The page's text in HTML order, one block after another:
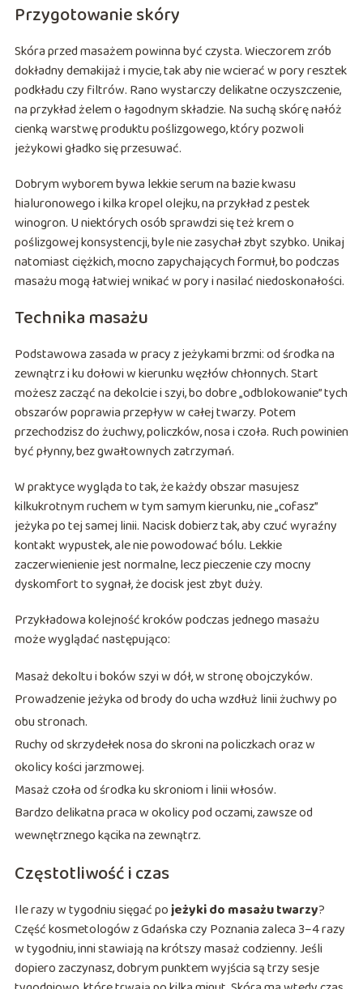
Przygotowanie skóry
Skóra przed masażem powinna być czysta. Wieczorem zrób
dokładny demakijaż i mycie, tak aby nie wcierać w pory resztek
podkładu czy filtrów. Rano wystarczy delikatne oczyszczenie,
na przykład żelem o łagodnym składzie. Na suchą skórę nałóż
cienką warstwę produktu poślizgowego, który pozwoli
jeżykowi gładko się przesuwać.
Dobrym wyborem bywa lekkie serum na bazie kwasu
hialuronowego i kilka kropel olejku, na przykład z pestek
winogron. U niektórych osób sprawdzi się też krem o
poślizgowej konsystencji, byle nie zasychał zbyt szybko. Unikaj
natomiast ciężkich, mocno zapychających formuł, bo podczas
masażu mogą łatwiej wnikać w pory i nasilać niedoskonałości.
Technika masażu
Podstawowa zasada w pracy z jeżykami brzmi: od środka na
zewnątrz i ku dołowi w kierunku węzłów chłonnych. Start
możesz zacząć na dekolcie i szyi, bo dobre „odblokowanie” tych
obszarów poprawia przepływ w całej twarzy. Potem
przechodzisz do żuchwy, policzków, nosa i czoła. Ruch powinien
być płynny, bez gwałtownych zatrzymań.
W praktyce wygląda to tak, że każdy obszar masujesz
kilkukrotnym ruchem w tym samym kierunku, nie „cofasz”
jeżyka po tej samej linii. Nacisk dobierz tak, aby czuć wyraźny
kontakt wypustek, ale nie powodować bólu. Lekkie
zaczerwienienie jest normalne, lecz pieczenie czy mocny
dyskomfort to sygnał, że docisk jest zbyt duży.
Przykładowa kolejność kroków podczas jednego masażu
może wyglądać następująco:
Masaż dekoltu i boków szyi w dół, w stronę obojczyków.
Prowadzenie jeżyka od brody do ucha wzdłuż linii żuchwy po
obu stronach.
Ruchy od skrzydełek nosa do skroni na policzkach oraz w
okolicy kości jarzmowej.
Masaż czoła od środka ku skroniom i linii włosów.
Bardzo delikatna praca w okolicy pod oczami, zawsze od
wewnętrznego kącika na zewnątrz.
Częstotliwość i czas
Ile razy w tygodniu sięgać pojeżyki do masażu twarzy?
Część kosmetologów z Gdańska czy Poznania zaleca 3–4 razy
w tygodniu, inni stawiają na krótszy masaż codzienny. Jeśli
dopiero zaczynasz, dobrym punktem wyjścia są trzy sesje